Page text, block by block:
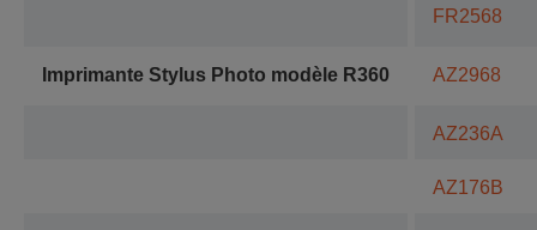
FR2568
Imprimante Stylus Photo modèle R360 AZ2968
AZ236A
AZ176B